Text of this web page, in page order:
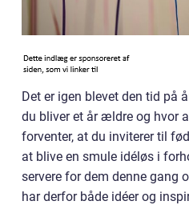
Det er igen blevet den tid på
du bliver et år ældre og hvor
forventer, at du inviterer til
at blive en smule idéløs i
servere for dem denne gang
har derfor både idéer og